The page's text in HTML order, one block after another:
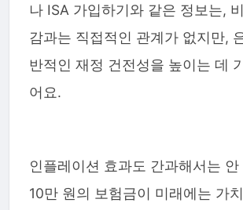
나 ISA 가입하기와 같은 정보는,
감과는 직접적인 관계가 없지만,
반적인 재정 건전성을 높이는 데
어요.
인플레이션 효과도 간과해서는 안
10만 원의 보험금이 미래에는 가